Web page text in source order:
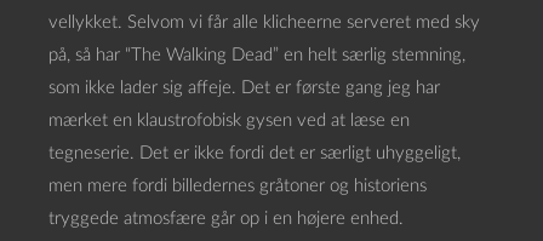
vellykket. Selvom vi får alle klicheerne serveret med sky
på, så har “The Walking Dead” en helt særlig stemning,
som ikke lader sig affeje. Det er første gang jeg har
mærket en klaustrofobisk gysen ved at læse en
tegneserie. Det er ikke fordi det er særligt uhyggeligt,
men mere fordi billedernes gråtoner og historiens
tryggede atmosfære går op i en højere enhed.